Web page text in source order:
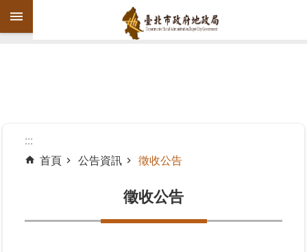
跳到主要內容區塊
紹
:::
首頁
公告資訊 徵收公告
徵收公告